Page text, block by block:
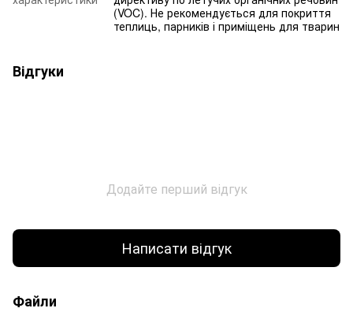
(VOC). Не рекомендується для покриття
теплиць, парників і приміщень для тварин
Відгуки
Додайте перший відгук
Написати відгук
Файли